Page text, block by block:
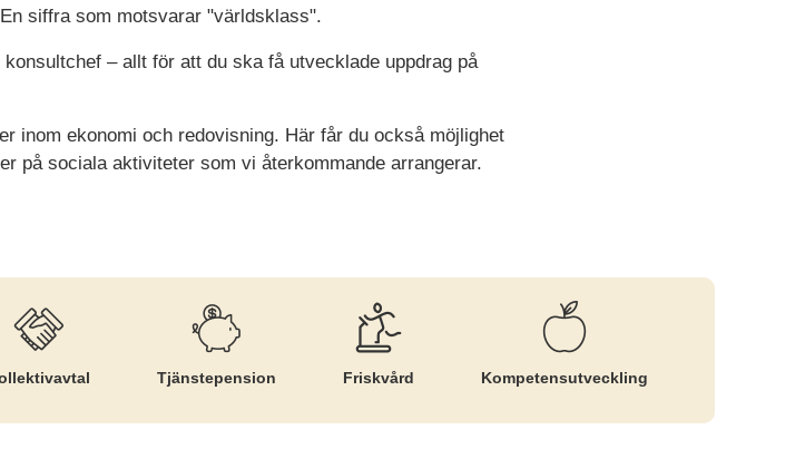
siffra som motsvarar "världsklass".
– allt för att du ska få utvecklade uppdrag på
inom ekonomi och redovisning. Här får du också möjlighet
på sociala aktiviteter som vi återkommande arrangerar.
Tjänste­pension Friskvård Kompetens­utveckling